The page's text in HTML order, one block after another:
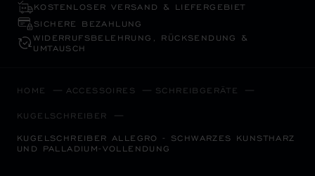
KOSTENLOSER VERSAND & LIEFERGEBIET
SICHERE BEZAHLUNG
WIDERRUFS­BELEHRUNG, RÜCKSENDUNG &
UMTAUSCH
HOME ACCESSOIRES SCHREIBGERÄTE
KUGELSCHREIBER
KUGELSCHREIBER ALLEGRO - SCHWARZES KUNSTHARZ
UND PALLADIUM-VOLLENDUNG